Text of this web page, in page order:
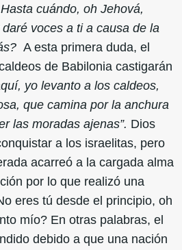
cuándo, oh Jehová,
voces a ti a causa de la
A esta primera duda, el
de Babilonia castigarán
yo levanto a los caldeos,
que camina por la anchura
las moradas ajenas”. Dios
a los israelitas, pero
acarreó a la cargada alma
por lo que realizó una
eres tú desde el principio, oh
mío? En otras palabras, el
debido a que una nación